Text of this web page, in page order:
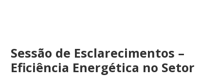
Sessão de Esclarecimentos –
Eficiência Energética no Setor